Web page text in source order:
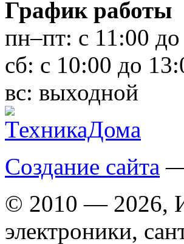
График работы
пн–пт: с 11:00
сб: с 10:00 до
вс: выходной
Создание сайта —
© 2010 — 2026,
электроники,